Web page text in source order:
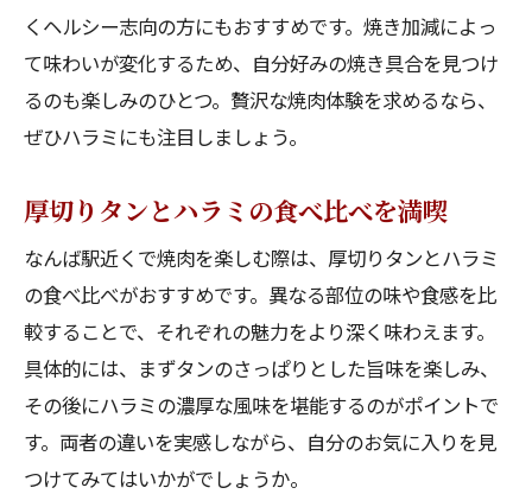
くヘルシー志向の方にもおすすめです。焼き加減によっ
て味わいが変化するため、自分好みの焼き具合を見つけ
るのも楽しみのひとつ。贅沢な焼肉体験を求めるなら、
ぜひハラミにも注目しましょう。
厚切りタンとハラミの食べ比べを満喫
なんば駅近くで焼肉を楽しむ際は、厚切りタンとハラミ
の食べ比べがおすすめです。異なる部位の味や食感を比
較することで、それぞれの魅力をより深く味わえます。
具体的には、まずタンのさっぱりとした旨味を楽しみ、
その後にハラミの濃厚な風味を堪能するのがポイントで
す。両者の違いを実感しながら、自分のお気に入りを見
つけてみてはいかがでしょうか。